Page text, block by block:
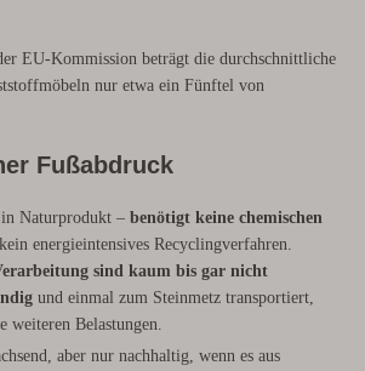
EU-Kommission beträgt die durchschnittliche
nur etwa ein Fünftel von
Fußabdruck
Naturprodukt – benötigt keine chemischen
kein energieintensives Recyclingverfahren.
sind kaum bis gar nicht
und einmal zum Steinmetz transportiert,
weiteren Belastungen.
aber nur nachhaltig, wenn es aus